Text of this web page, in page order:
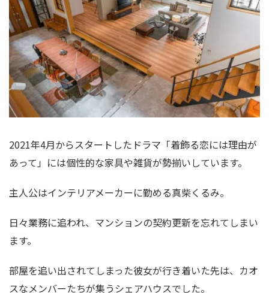
2021年4月からスタートしたドラマ「着飾る恋には理由が
あって」には個性的な家具や雑貨が勢揃いしています。
主人公はインテリアメーカーに勤める真柴くるみ。
日々業務に追われ、マンションの契約更新を忘れてしまい
ます。
部屋を追い出されてしまった彼女が行き着いた先は、カオ
スなメンバーたちが集うシェアハウスでした。